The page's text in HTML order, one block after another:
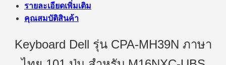
รายละเอียดเพิ่มเติม
คุณสมบัติสินค้า
Keyboard Dell รุ่น CPA-MH39N ภาษา